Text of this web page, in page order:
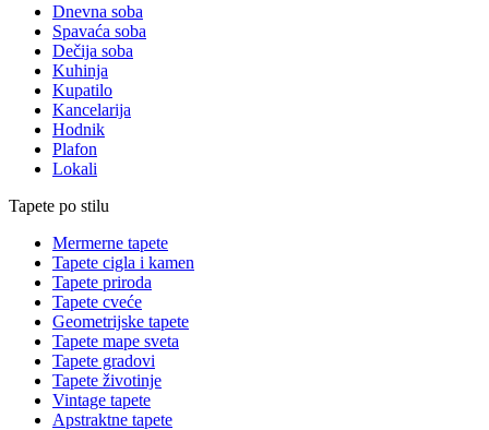
Dnevna soba
Spavaća soba
Dečija soba
Kuhinja
Kupatilo
Kancelarija
Hodnik
Plafon
Lokali
Tapete po stilu
Mermerne tapete
Tapete cigla i kamen
Tapete priroda
Tapete cveće
Geometrijske tapete
Tapete mape sveta
Tapete gradovi
Tapete životinje
Vintage tapete
Apstraktne tapete